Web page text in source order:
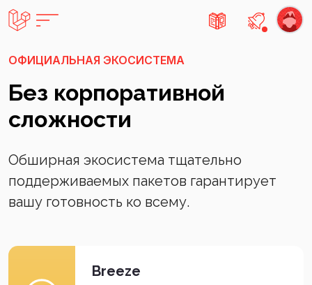
Есть не
ОФИЦИАЛЬНАЯ ЭКОСИСТЕМА
Без корпоративной
сложности
Обширная экосистема тщательно
поддерживаемых пакетов гарантирует
вашу готовность ко всему.
Breeze